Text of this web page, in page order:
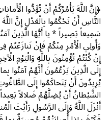
﴿إِنَّ اللَّهَ يَأْمُرُكُمْ أَنْ تُؤَدُّوا
النَّاسِ أَنْ تَحْكُمُوا بِالْعَدْلِ إِنَّ
سَمِيعاً بَصِيراً * يا أَيُّهَا الَّذِينَ
وَأُولِي الْأَمْرِ مِنْكُمْ فَإِنْ
إِنْ كُنْتُمْ تُؤْمِنُونَ بِاللَّهِ وَالْيَوْمِ
إِلَى الَّذِينَ يَزْعُمُونَ أَنَّهُمْ آمَنُوا
يُرِيدُونَ أَنْ يَتَحاكَمُوا إِلَى
الشَّيْطانُ أَنْ يُضِلَّهُمْ ضَلالاً
أَنْزَلَ اللَّهُ وَإِلَى الرَّسُولِ رَأَيْتَ